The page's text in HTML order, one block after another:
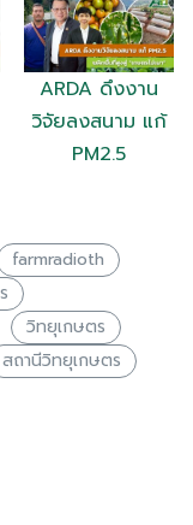
ARDA ดึงงาน
วิจัยลงสนาม แก้
PM2.5
farmradioth
วิทยุเกษตร
สถานีวิทยุเกษตร